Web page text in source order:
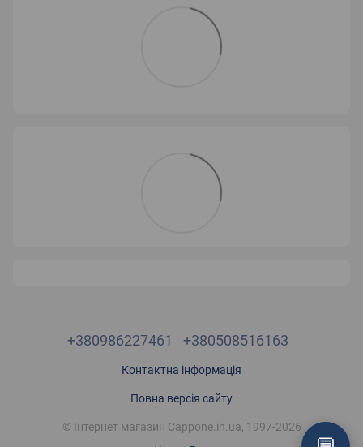
+380986227461 +380508516163
Контактна інформація
Повна версія сайту
© Інтернет магазин Cappone.in.ua, 1997-2026